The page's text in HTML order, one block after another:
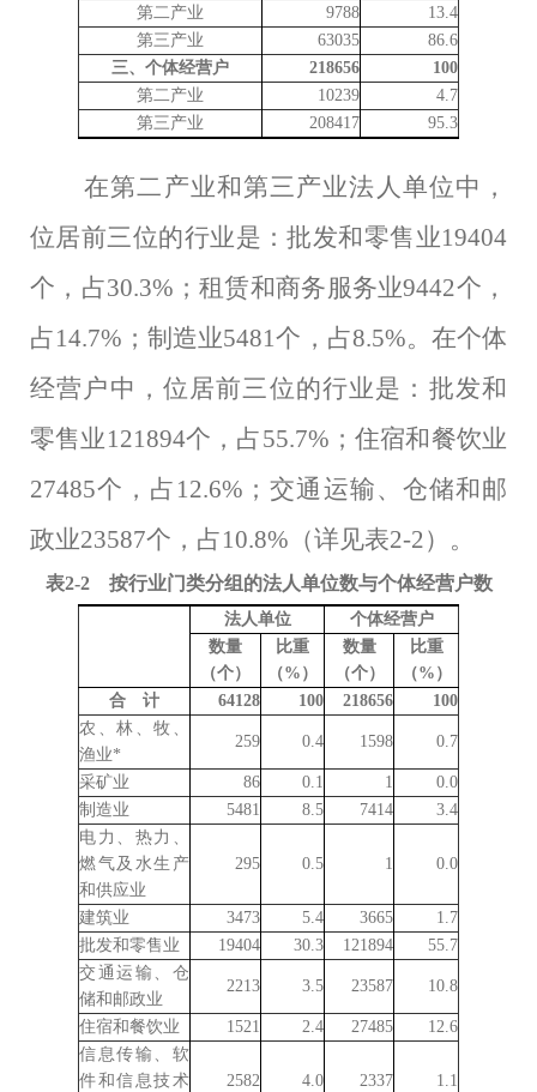
第二产业
9788
13.4
第三产业
63035
86.6
三、个体经营户
218656
100
第二产业
10239
4.7
第三产业
208417 95.3
在第二产业和第三产业法人单位中，
位居前三位的行业是：批发和零售业19404
个，占30.3%； 租赁和商务服务业9442个，
占14.7%；制造业5481个，占8.5%。在个体
经营户中，位居前三位的行业是： 批发和
零售业121894个，占55.7%； 住宿和餐饮业
27485个，占 12.6%； 交通运输、仓储和邮
政业23587个，占10.8%（详见表2-2）。
表2-2按行业门类分组的法人单位数与个体经营户数
法人单位
个体经营户
数量
（个）
比重
（% ）
数量
（个）
比重
（% ）
合 计
64128 100 218656
100
农、林、牧、
渔业*
259 0.4 1598 0.7
采矿业 86 0.1 1
0.0
制造业
5481 8.5 7414
3.4
电力、热力、
燃气及水生产
和供应业
295 0.5 1 0.0
建筑业 3473 5.4 3665
1.7
批发和零售业
19404 30.3 121894
55.7
交通运输、仓
储和邮政业
2213 3.5 23587 10.8
住宿和餐饮业 1521 2.4 27485
12.6
信息传输、软
件和信息技术
2582 4.0 2337 1.1